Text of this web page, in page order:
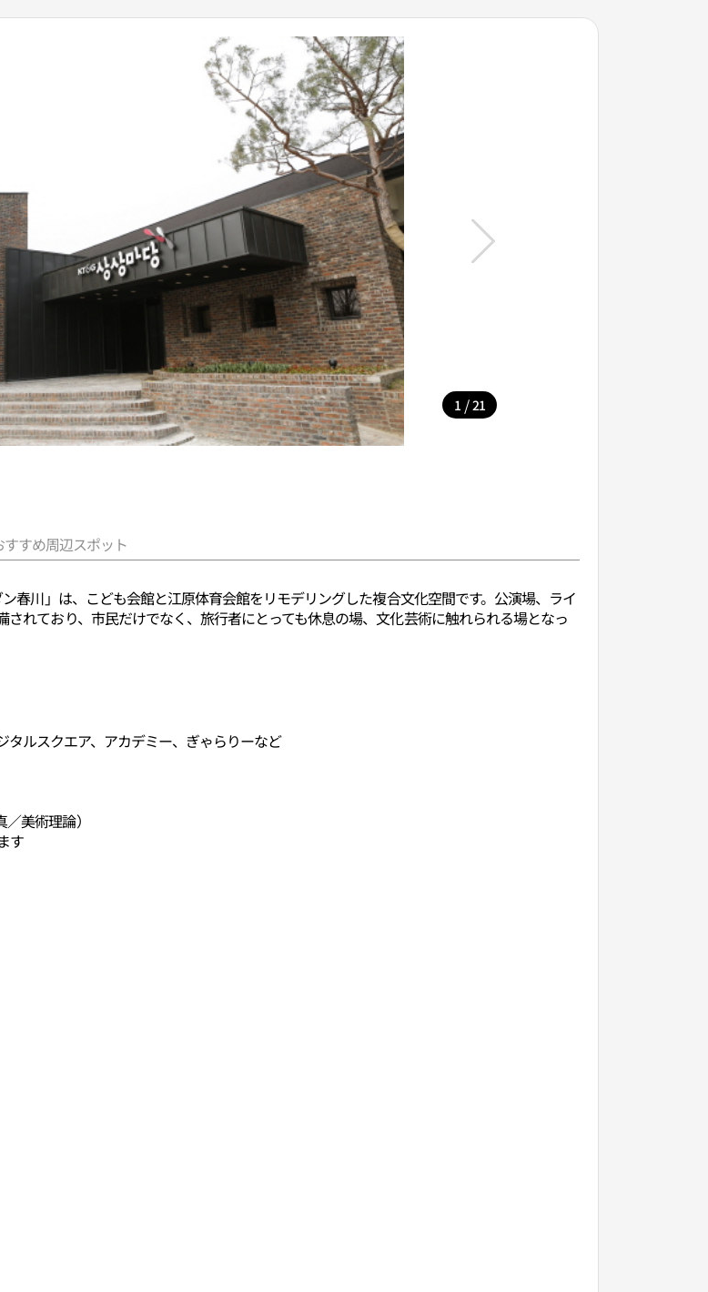
1 / 21
すすめ周辺スポット
春川」は、こども会館と江原体育会館をリモデリングした複合文化空間です。公演場、ライ
れており、市民だけでなく、旅行者にとっても休息の場、文化芸術に触れられる場となっ
ルスクエア、アカデミー、ぎゃらりーなど
美術理論）
す